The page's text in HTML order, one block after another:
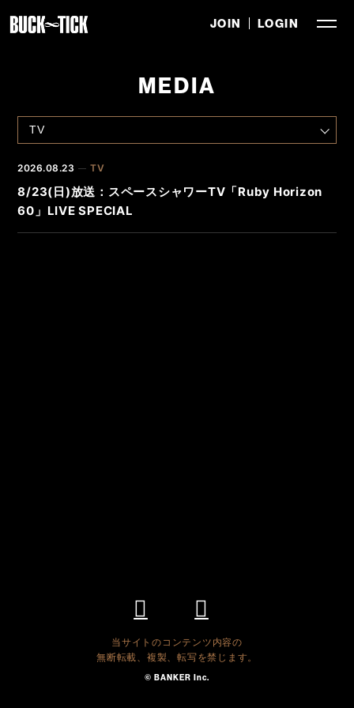
JOIN LOGIN
MEDIA
2026.08.23 TV
8/23(日)放送：スペースシャワーTV「Ruby Horizon
60」LIVE SPECIAL
当サイトのコンテンツ内容の
無断転載、複製、転写を禁じます。
© BANKER Inc.